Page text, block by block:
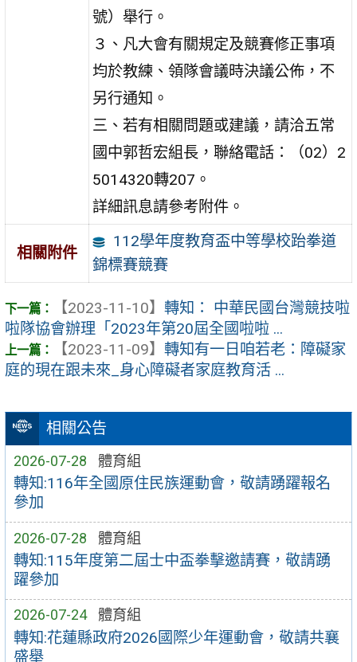
相關公告
2026-07-28 體育組
轉知:116年全國原住民族運動會，敬請踴躍報名
參加
2026-07-28 體育組
轉知:115年度第二屆士中盃拳擊邀請賽，敬請踴
躍參加
2026-07-24 體育組
轉知:花蓮縣政府2026國際少年運動會，敬請共襄
盛舉
號）舉行。
３、凡大會有關規定及競賽修正事項
均於教練、領隊會議時決議公佈，不
另行通知。
三、若有相關問題或建議，請洽五常
國中郭哲宏組長，聯絡電話：（02）2
5014320轉207。
詳細訊息請參考附件。
相關附件
112學年度教育盃中等學校跆拳道
錦標賽競賽
【2023-11-10】 轉知： 中華民國台灣競技啦
啦隊協會辦理「2023年第20屆全國啦啦 ...
【2023-11-09】 轉知有一日咱若老：障礙家
庭的現在跟未來_身心障礙者家庭教育活 ...